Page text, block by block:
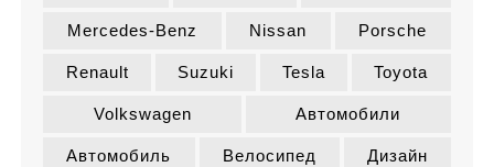
Mercedes-Benz Nissan Porsche
Renault Suzuki Tesla Toyota
Volkswagen Автомобили
Автомобиль Велосипед Дизайн